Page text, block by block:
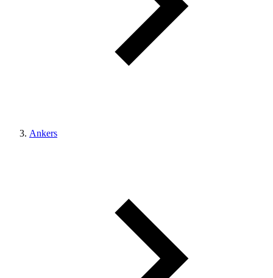
Ankers